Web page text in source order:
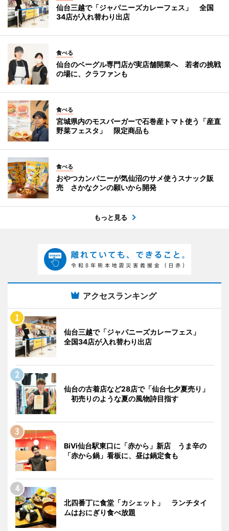
仙台三越で「ジャパニーズカレーフェス」 全国
34店が入れ替わり出店
食べる
仙台のベーグル専門店が実店舗開業へ 若者の挑戦
の場に、クラファンも
食べる
宮城県内のモスバーガーで石巻産トマト使う「産直
野菜フェスタ」 限定商品も
食べる
おやつカンパニーが気仙沼のサメ使うスナック販
売 さかなクンの願いから開発
もっと見る
アクセスランキング
仙台三越で「ジャパニーズカレーフェス」
全国34店が入れ替わり出店
仙台の古着店など28店で「仙台七夕夏売り」
初売りのような夏の風物詩目指す
BiVi仙台駅東口に「赤から」新店 うま辛の
「赤から鍋」看板に、昼は鍋定食も
北四番丁に食堂「カシェット」 ランチタイ
ムはおにぎり食べ放題